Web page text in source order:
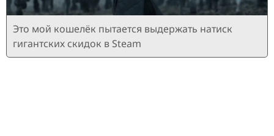
Это мой кошелёк пытается выдержать натиск
гигантских скидок в Steam